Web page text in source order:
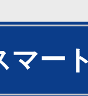
マー